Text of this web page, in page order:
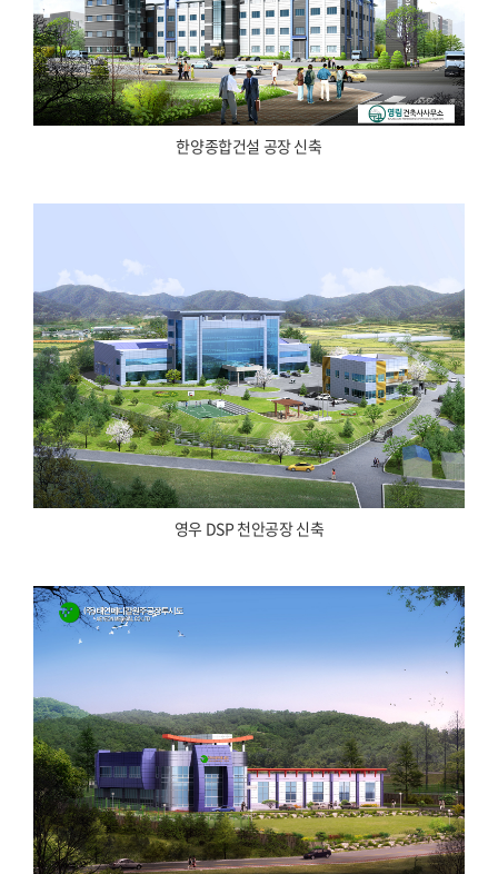
한양종합건설 공장 신축
영우 DSP 천안공장 신축